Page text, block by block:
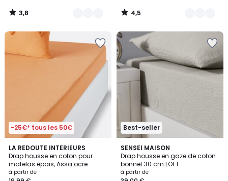
3,8
/
4,5
/
-25€* tous les 50€
LA REDOUTE INTERIEURS
Drap housse en coton pour
matelas épais, Assa ocre
à partir de
4,5
/ 5
Best-seller
SENSEI MAISON
Drap housse en gaze de coton
bonnet 30 cm LOFT
à partir de
3,5
/ 5
16
Couleurs